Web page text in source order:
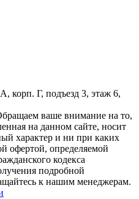
корп. Г, подъезд 3, этаж 6,
ваше внимание на то,
на данном сайте, носит
характер и ни при каких
офертой, определяемой
кодекса
подробной
к нашим менеджерам.